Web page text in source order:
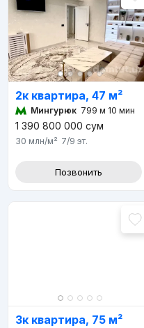
2к квартира, 47 м²
Мингурюк 799 м 10 мин
1 390 800 000 сум
30 млн/м² 7/9 эт.
Позвонить
3к квартира, 75 м²